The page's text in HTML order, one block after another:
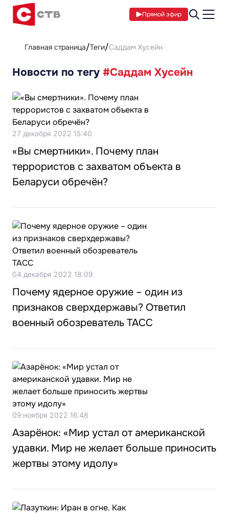
Прямой эфир
Главная страница Теги Саддам Хусейн
Новости по тегу #Саддам Хусейн
27 декабря 2022 15:40
«Вы смертники». Почему план
террористов с захватом объекта в
Беларуси обречён?
04 декабря 2022 18:09
Почему ядерное оружие – один из
признаков сверхдержавы? Ответил
военный обозреватель ТАСС
09 ноября 2022 16:48
Азарёнок: «Мир устал от американской
удавки. Мир не желает больше приносить
жертвы этому идолу»